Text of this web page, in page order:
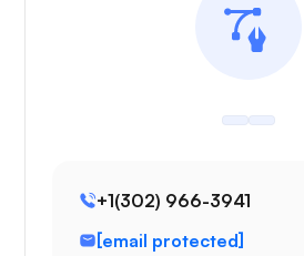
+1(302) 966-3941
[email protected]